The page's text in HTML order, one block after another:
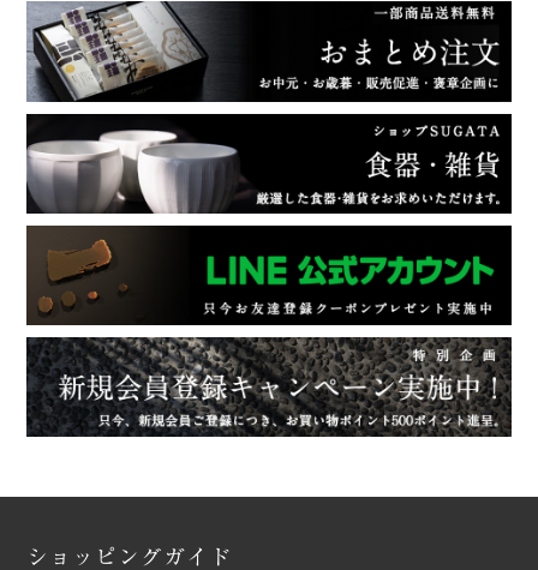
ショッピングガイド